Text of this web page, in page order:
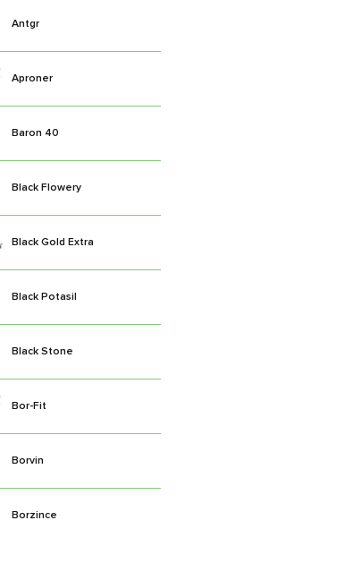
Antgr
Aproner
Baron 40
Black Flowery
Black Gold Extra
Black Potasil
Black Stone
Bor-Fit
Borvin
Borzince